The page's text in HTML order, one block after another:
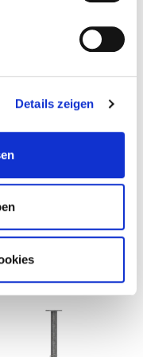
Details zeigen
Pfostenhalter